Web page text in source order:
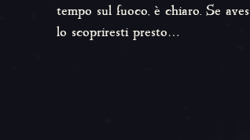
tempo sul fuoco, è chiaro. Se
lo scopriresti presto…